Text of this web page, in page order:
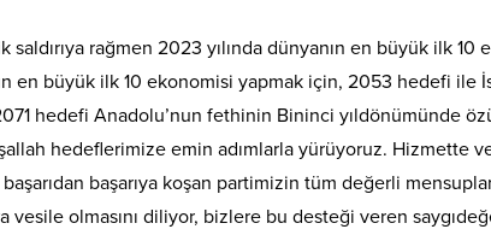
rağmen 2023 yılında dünyanın en büyük ilk
en büyük ilk 10 ekonomisi yapmak için, 2053 hedefi ile
hedefi Anadolu’nun fethinin Bininci yıldönümünde
hedeflerimize emin adımlarla yürüyoruz. Hizmette
başarıdan başarıya koşan partimizin tüm değerli
vesile olmasını diliyor, bizlere bu desteği veren